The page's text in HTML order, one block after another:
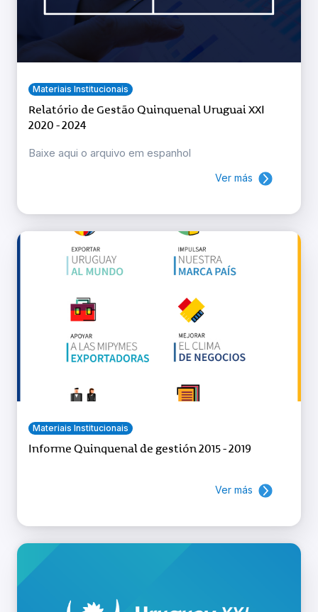
Materiais Institucionais
Relatório de Gestão Quinquenal Uruguai XXI
2020 - 2024
Baixe aqui o arquivo em espanhol
Ver más
Materiais Institucionais
Informe Quinquenal de gestión 2015 - 2019
Ver más